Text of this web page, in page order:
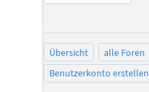
Übersicht alle Foren
Benutzerkonto erstellen